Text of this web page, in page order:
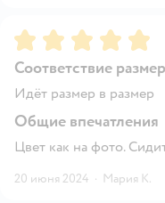
Рейтинг:5
Соответствие
Идёт размер в размер
Общие впечатления
Цвет как на фото.
20 июня 2024 · Мария К.